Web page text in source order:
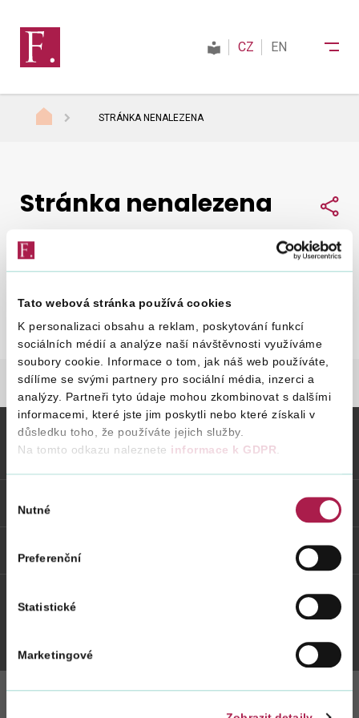
Tato webová stránka používá cookies
K personalizaci obsahu a reklam, poskytování funkcí
sociálních médií a analýze naší návštěvnosti využíváme
soubory cookie. Informace o tom, jak náš web používáte,
sdílíme se svými partnery pro sociální média, inzerci a
analýzy. Partneři tyto údaje mohou zkombinovat s dalšími
informacemi, které jste jim poskytli nebo které získali v
důsledku toho, že používáte jejich služby.
Na tomto odkazu naleznete informace k GDPR.
souhlasu
Nutné
Preferenční
Statistické
Marketingové
Daně
Mezinárodní spolupráce
Kontakty
Vyhledat na webu
CZ EN
STRÁNKA NENALEZENA
Nepodařilo se nám najít, co jste hledali.
znovu.
Stránka nenalezena
STRÁNKA NENALEZENA
Vybrané informace
Odkazy
Weby FS
Instagram